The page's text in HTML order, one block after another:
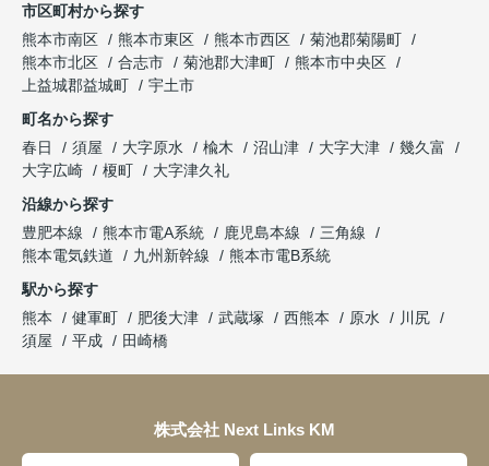
市区町村から探す
熊本市南区
熊本市東区 熊本市西区
菊池郡菊陽町
熊本市北区
合志市 菊池郡大津町
熊本市中央区
上益城郡益城町
宇土市
町名から探す
春日
須屋 大字原水 楡木 沼山津 大字大津
幾久富
大字広崎
榎町
大字津久礼
沿線から探す
豊肥本線
熊本市電A系統 鹿児島本線
三角線
熊本電気鉄道
九州新幹線
熊本市電B系統
駅から探す
熊本
健軍町 肥後大津 武蔵塚 西熊本 原水
川尻
須屋
平成 田崎橋
株式会社 Next Links KM